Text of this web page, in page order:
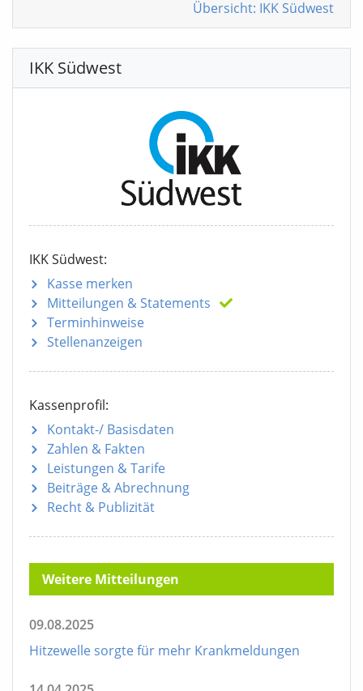
Übersicht: IKK Südwest
IKK Südwest
IKK Südwest:
Kasse merken
Mitteilungen & Statements
Terminhinweise
Stellenanzeigen
Kassenprofil:
Kontakt-/ Basisdaten
Zahlen & Fakten
Leistungen & Tarife
Beiträge & Abrechnung
Recht & Publizität
Weitere Mitteilungen
09.08.2025
Hitzewelle sorgte für mehr Krankmeldungen